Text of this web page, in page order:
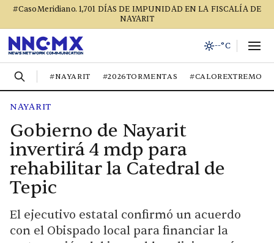
#CasoMeridiano. 1,701 DÍAS DE IMPUNIDAD EN LA FISCALÍA DE
NAYARIT
--°C
#NAYARIT #2026TORMENTAS #CALOREXTREMO
NAYARIT
Gobierno de Nayarit
invertirá 4 mdp para
rehabilitar la Catedral de
Tepic
El ejecutivo estatal confirmó un acuerdo
con el Obispado local para financiar la